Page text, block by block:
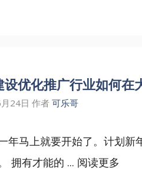
设优化推广行业如何
24日 作者 可乐哥
年马上就要开始了。计划
拥有才能的 ... 阅读更多